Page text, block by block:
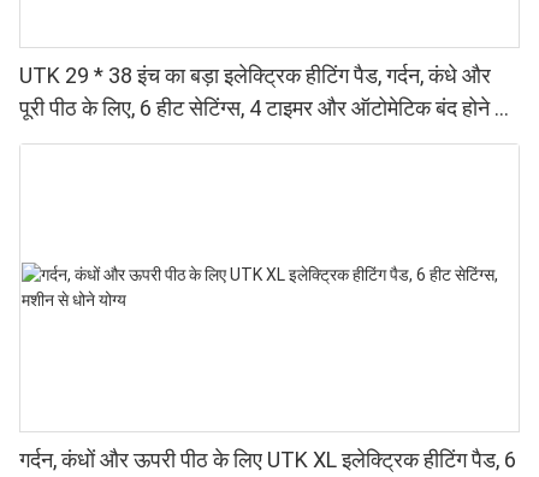
UTK 29 * 38 इंच का बड़ा इलेक्ट्रिक हीटिंग पैड, गर्दन, कंधे और
पूरी पीठ के लिए, 6 हीट सेटिंग्स, 4 टाइमर और ऑटोमेटिक बंद होने की
सुविधा के साथ।
गर्दन, कंधों और ऊपरी पीठ के लिए UTK XL इलेक्ट्रिक हीटिंग पैड, 6